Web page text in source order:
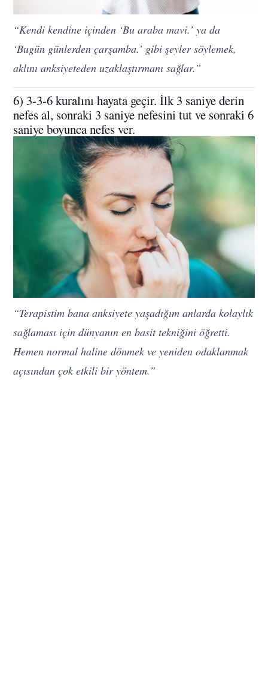
“Kendi kendine içinden ‘Bu araba mavi.’ ya da
‘Bugün günlerden çarşamba.’ gibi şeyler söylemek,
aklını anksiyeteden uzaklaştırmanı sağlar.”
6) 3-3-6 kuralını hayata geçir. İlk 3 saniye derin
nefes al, sonraki 3 saniye nefesini tut ve sonraki 6
saniye boyunca nefes ver.
“Terapistim bana anksiyete yaşadığım anlarda kolaylık
sağlaması için dünyanın en basit tekniğini öğretti.
Hemen normal haline dönmek ve yeniden odaklanmak
açısından çok etkili bir yöntem.”